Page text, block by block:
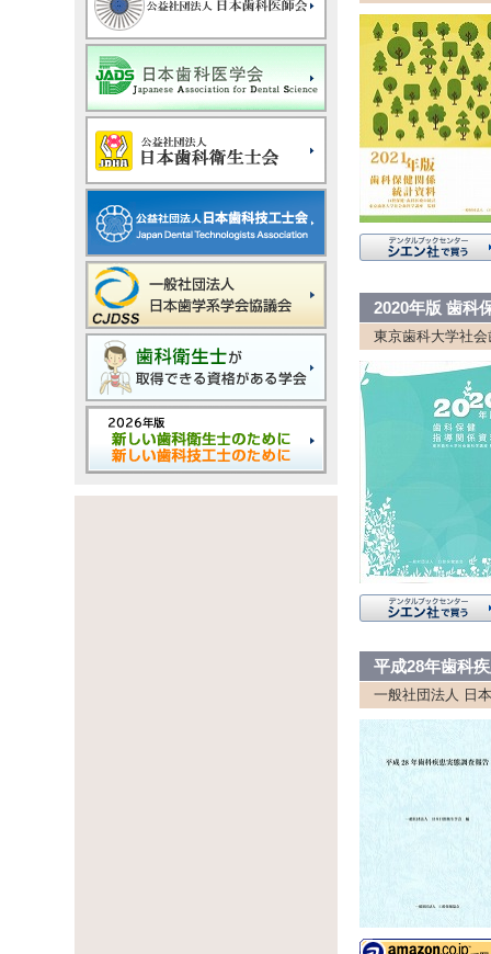
2020年版 歯科
東京歯科大学社
平成28年歯科
一般社団法人 日